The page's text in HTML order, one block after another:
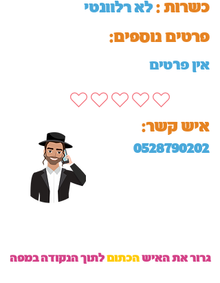
לא רלוונטי כשרות :
:פרטים נוספים
אין פרטים
0528790202
:איש קשר
גרור את האישהכתוםלתוך הנקודה במפה